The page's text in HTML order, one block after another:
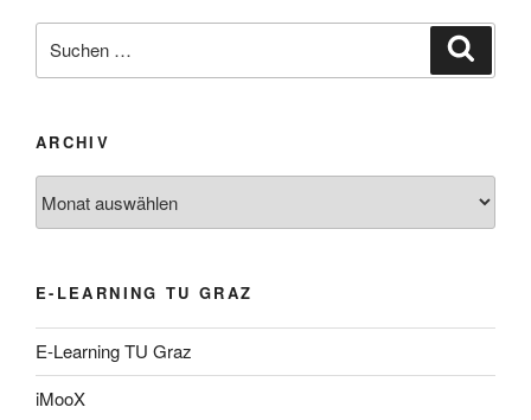
nach:
ARCHIV
E-LEARNING TU GRAZ
E-Learning TU Graz
iMooX